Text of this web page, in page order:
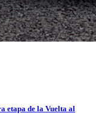
etapa de la Vuelta al